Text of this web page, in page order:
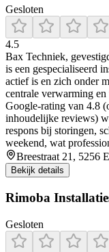
Gesloten
4.5
Bax Techniek,
is een gespecialiseerd
actief is en zich onder
centrale verwarming
Google-rating van 4.8
inhoudelijke reviews)
respons bij storingen,
weekend, wat
Breestraat 21, 5256
Bekijk details
Rimoba
Gesloten